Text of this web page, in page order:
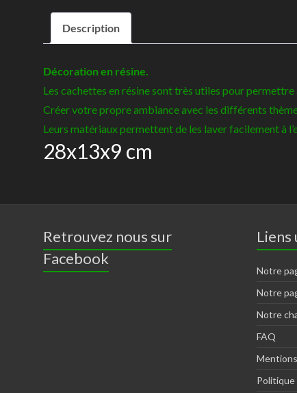
Description
Décoration en résine.
Les cachettes en résine sont très utiles pour permettre
Créer votre propre ambiance avec les différents
Leurs matériaux permettent de les laver facilement à
28x13x9 cm
Retrouvez nous sur
Facebook
Liens
Notre
Notre
Notre
FAQ